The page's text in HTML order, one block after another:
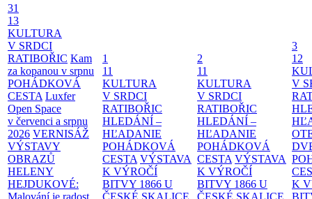
31
13
KULTURA
V SRDCI
RATIBOŘIC Kam
za kopanou v srpnu
POHÁDKOVÁ
CESTA Luxfer
Open Space
v červenci a srpnu
2026 VERNISÁŽ
VÝSTAVY
OBRAZŮ
HELENY
HEJDUKOVÉ:
Malování je radost
1
11
KULTURA
V SRDCI
RATIBOŘIC
HLEDÁNÍ –
HĽADANIE
POHÁDKOVÁ
CESTA VÝSTAVA
K VÝROČÍ
BITVY 1866 U
ČESKÉ SKALICE
2
11
KULTURA
V SRDCI
RATIBOŘIC
HLEDÁNÍ –
HĽADANIE
POHÁDKOVÁ
CESTA VÝSTAVA
K VÝROČÍ
BITVY 1866 U
ČESKÉ SKALICE
3
12
V
K